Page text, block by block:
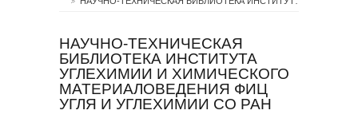
НАУЧНО-ТЕХНИЧЕСКАЯ
БИБЛИОТЕКА ИНСТИТУТА
УГЛЕХИМИИ И ХИМИЧЕСКОГО
МАТЕРИАЛОВЕДЕНИЯ ФИЦ
УГЛЯ И УГЛЕХИМИИ СО РАН